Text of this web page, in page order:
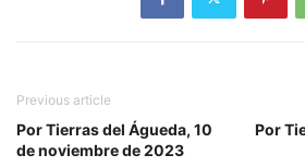
Previous article
Por Tierras del Águeda, 10
de noviembre de 2023
Por